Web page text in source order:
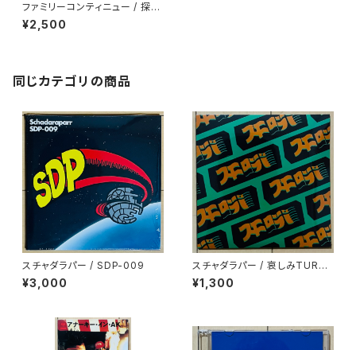
ファミリーコンティニュー / 探偵
EP
¥2,500
同じカテゴリの商品
スチャダラパー / SDP-009
¥3,000
スチャダラパー / 哀しみTURN I
T UP
¥1,300